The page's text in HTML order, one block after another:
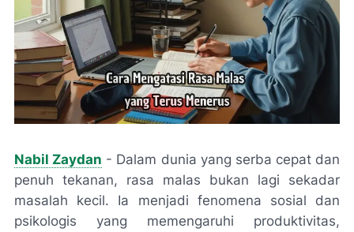
Nabil Zaydan - Dalam dunia yang serba cepat dan
penuh tekanan, rasa malas bukan lagi sekadar
masalah kecil. Ia menjadi fenomena sosial dan
psikologis yang memengaruhi produktivitas,